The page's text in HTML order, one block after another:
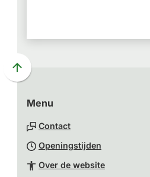
Scroll
boven
het
begin
van
Menu
Contact
Openingstijden
Over de website